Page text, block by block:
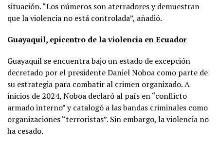
situación. “Los números son aterradores y demuestran
que la violencia no está controlada”, añadió.
Guayaquil, epicentro de la violencia en Ecuador
Guayaquil se encuentra bajo un estado de excepción
decretado por el presidente Daniel Noboa como parte de
su estrategia para combatir al crimen organizado. A
inicios de 2024, Noboa declaró al país en “conflicto
armado interno” y catalogó a las bandas criminales como
organizaciones “terroristas”. Sin embargo, la violencia no
ha cesado.